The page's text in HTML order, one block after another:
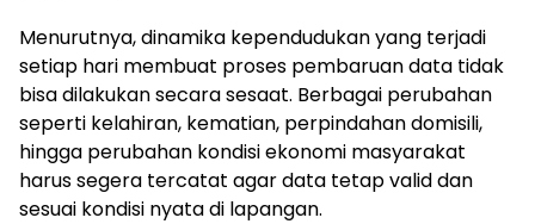
Menurutnya, dinamika kependudukan yang terjadi
setiap hari membuat proses pembaruan data tidak
bisa dilakukan secara sesaat. Berbagai perubahan
seperti kelahiran, kematian, perpindahan domisili,
hingga perubahan kondisi ekonomi masyarakat
harus segera tercatat agar data tetap valid dan
sesuai kondisi nyata di lapangan.